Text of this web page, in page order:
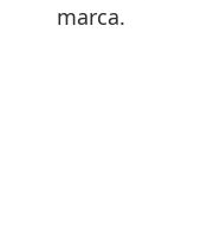
marca.